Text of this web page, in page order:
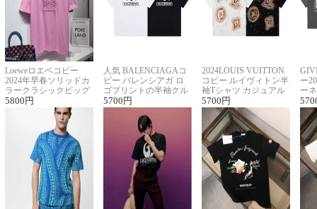
Loeweロエベコピー
2024年早春ソリッドカ
ラークラシックビッグ
ロゴ刺繍Tシャツ
5800 円
人気 BALENCIAGAコ
ピー バレンシアガ ロ
ゴプリントの半袖クル
ーネックTシャツ
5700 円
2024LOUIS VUITTON
コピー ルイヴィトン半
袖Tシャツ カジュアル
に馴染む 2色展開
5700 円
ー
ー
ー